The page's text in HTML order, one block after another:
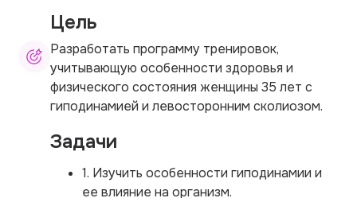
Цель
Разработать программу тренировок,
учитывающую особенности здоровья и
физического состояния женщины 35 лет с
гиподинамией и левосторонним сколиозом.
Задачи
1. Изучить особенности гиподинамии и
ее влияние на организм.